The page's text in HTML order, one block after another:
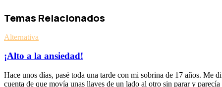
Temas Relacionados
Alternativa
¡Alto a la ansiedad!
Hace unos días, pasé toda una tarde con mi sobrina de 17 años. Me di
cuenta de que movía unas llaves de un lado al otro sin parar y parecía